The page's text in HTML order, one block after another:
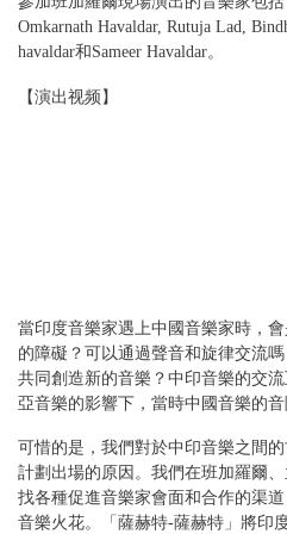
Omkarnath Havaldar, Rutuja Lad,
havaldar和Sameer Havaldar。
【演出视频】
當印度音樂家遇上中國音樂家時，
的障礙？可以通過聲音和旋律交流
共同創造新的音樂？中印音樂的交
亞音樂的影響下，當時中國音樂的音
可惜的是，我們對於中印音樂之間
計劃出場的原因。我們在班加羅爾
找各種促進音樂家會面和合作的渠
音樂火花。「薩赫特-薩赫特」將印